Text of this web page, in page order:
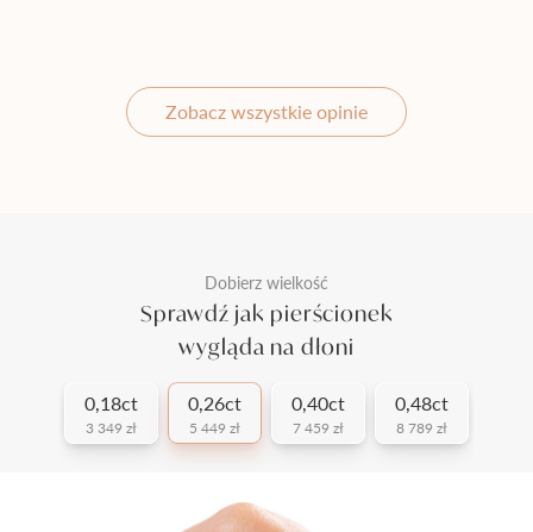
Zobacz wszystkie opinie
Dobierz wielkość
Sprawdź jak pierścionek
wygląda na dłoni
0,18ct
3 349 zł
0,26ct
5 449 zł
0,40ct
7 459 zł
0,48ct
8 789 zł